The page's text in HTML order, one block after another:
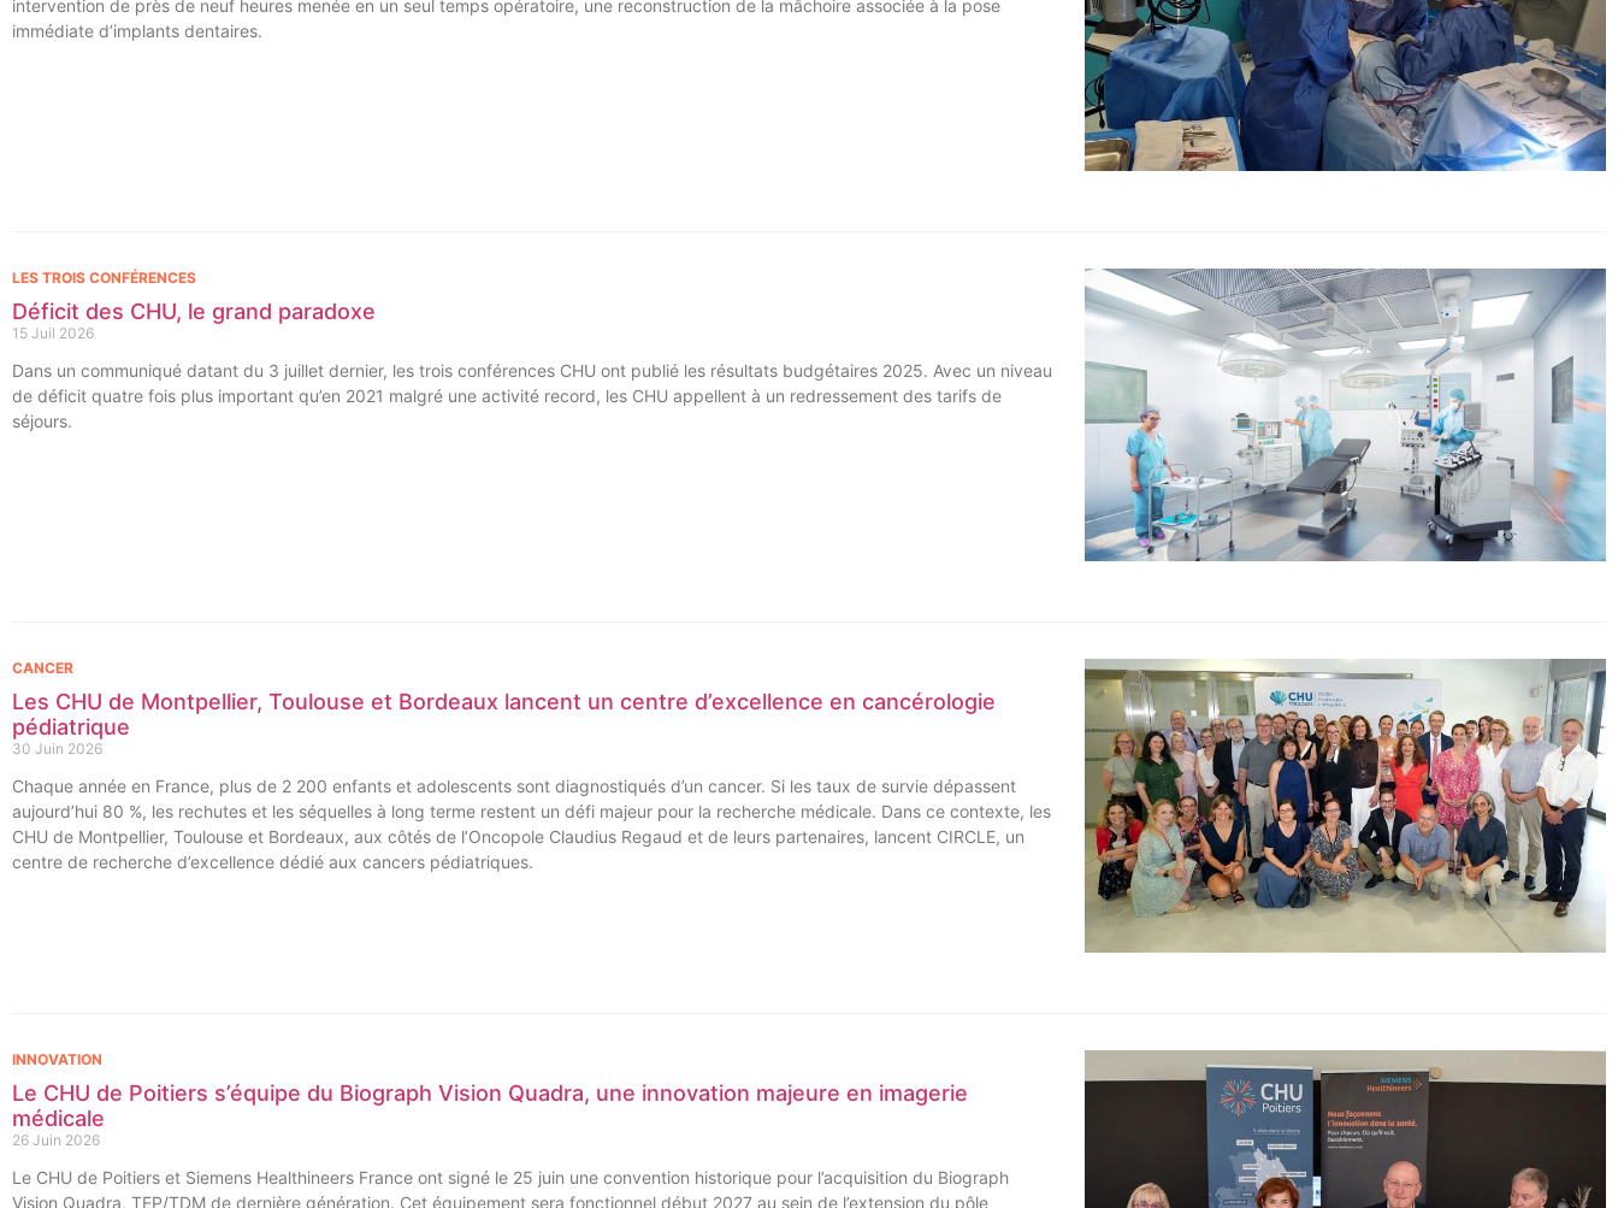
intervention de près de neuf heures menée en un seul temps opératoire, une reconstruction de la mâchoire associée à la pose
immédiate d’implants dentaires.
Déficit des CHU, le grand paradoxe
15 Juil 2026
LES TROIS CONFÉRENCES
Dans un communiqué datant du 3 juillet dernier, les trois conférences CHU ont publié les résultats budgétaires 2025. Avec un niveau
de déficit quatre fois plus important qu’en 2021 malgré une activité record, les CHU appellent à un redressement des tarifs de
séjours.
Les CHU de Montpellier, Toulouse et Bordeaux lancent un centre d’excellence en cancérologie
pédiatrique
30 Juin 2026
CANCER
Chaque année en France, plus de 2 200 enfants et adolescents sont diagnostiqués d’un cancer. Si les taux de survie dépassent
aujourd’hui 80 %, les rechutes et les séquelles à long terme restent un défi majeur pour la recherche médicale. Dans ce contexte, les
CHU de Montpellier, Toulouse et Bordeaux, aux côtés de l’Oncopole Claudius Regaud et de leurs partenaires, lancent CIRCLE, un
centre de recherche d’excellence dédié aux cancers pédiatriques.
Le CHU de Poitiers s’équipe du Biograph Vision Quadra, une innovation majeure en imagerie
médicale
26 Juin 2026
INNOVATION
Le CHU de Poitiers et Siemens Healthineers France ont signé le 25 juin une convention historique pour l’acquisition du Biograph
Vision Quadra, TEP/TDM de dernière génération. Cet équipement sera fonctionnel début 2027 au sein de l’extension du pôle